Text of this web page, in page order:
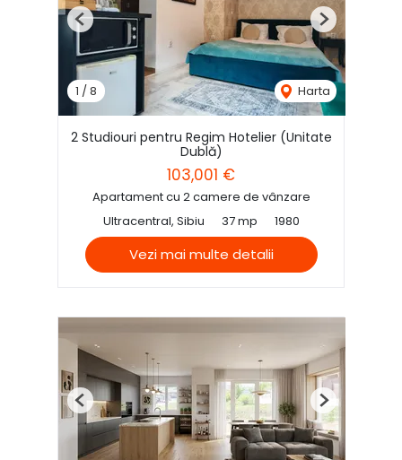
1 /8 Harta
Previous Next
2 Studiouri pentru Regim Hotelier (Unitate
Dublă)
103,001 €
Apartament cu 2 camere de vânzare
Ultracentral, Sibiu
37 mp 1980
Vezi mai multe detalii
Previous Next